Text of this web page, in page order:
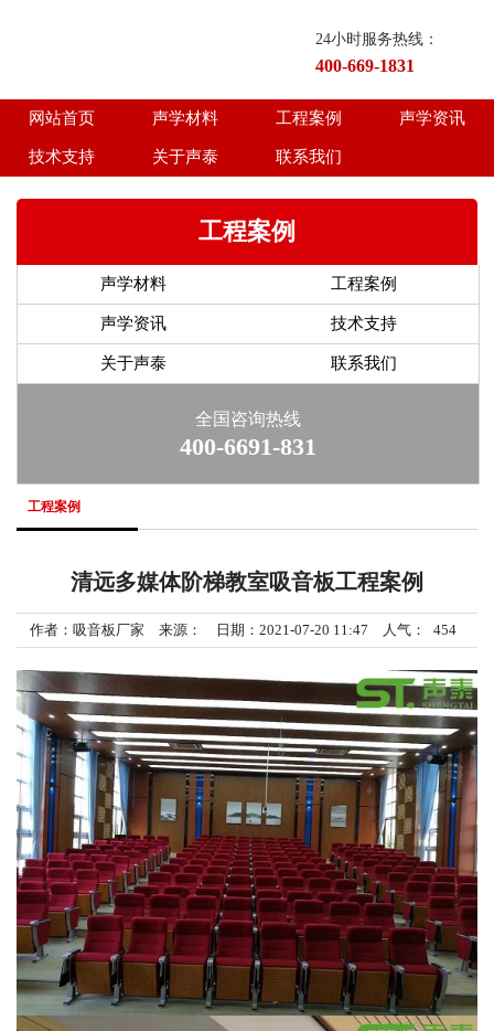
24小时服务热线：
400-669-1831
网站首页 声学材料 工程案例 声学资讯
技术支持 关于声泰 联系我们
工程案例
声学材料 工程案例
声学资讯 技术支持
关于声泰 联系我们
全国咨询热线
400-6691-831
工程案例
清远多媒体阶梯教室吸音板工程案例
作者：吸音板厂家 来源： 日期：2021-07-20 11:47 人气： 454